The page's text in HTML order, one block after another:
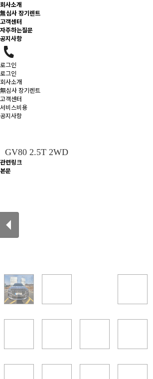
회사소개
無심사 장기렌트
고객센터
자주하는질문
공지사항
로그인
로그인
회사소개
無심사 장기렌트
고객센터
서비스비용
공지사항
GV80 2.5T 2WD
관련링크
본문